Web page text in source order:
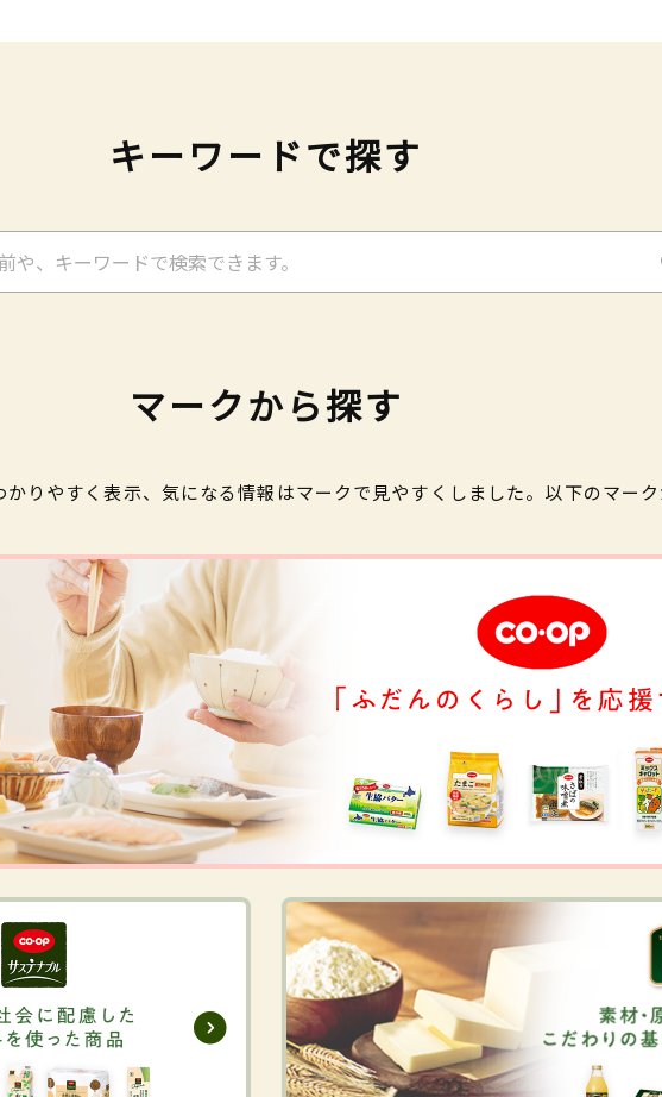
キーワードで探す
マークから探す
りやすく表示、気になる情報はマークで見やすくしました。以下のマーク